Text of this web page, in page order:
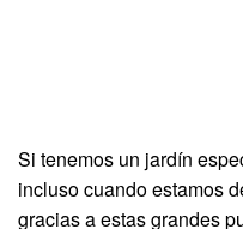
Si tenemos un jardín
incluso cuando estamos
gracias a estas grandes